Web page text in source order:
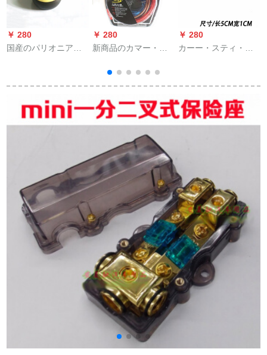
￥ 280
国産のパリオニアを
て、高音の頭を持
￥ 280
新商品のカマー・ス
材の低音炮カバ线机
能カバ线のオースト
リア・デュラントの
电源コードコードA
120セト(10号)
￥ 280
カーー・スティ・ア
でAMGイギリスの宝
ラッパを改造して、
大きサズのダンプを
贴り付けます。（1つ